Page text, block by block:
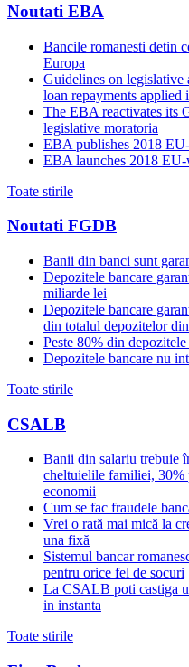
Noutati EBA
Bancile romanesti detin
Europa
Guidelines on legislative
loan repayments
The EBA reactivates its
legislative moratoria
EBA publishes 2018
EBA launches 2018 EU-
Toate stirile
Noutati FGDB
Banii din banci sunt
Depozitele bancare
miliarde lei
Depozitele bancare
din totalul depozitelor
Peste 80% din
Depozitele bancare nu
Toate stirile
CSALB
Banii din salariu trebuie
cheltuielile familiei, 30%
economii
Cum se fac fraudele
Vrei o rată mai mică la
una fixă
Sistemul bancar
pentru orice fel de socuri
La CSALB poti castiga
in instanta
Toate stirile